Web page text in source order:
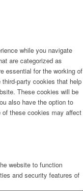
while you navigate
are categorized as
essential for the working of
party cookies that help
These cookies will be
also have the option to
these cookies may affect
website to function
and security features of